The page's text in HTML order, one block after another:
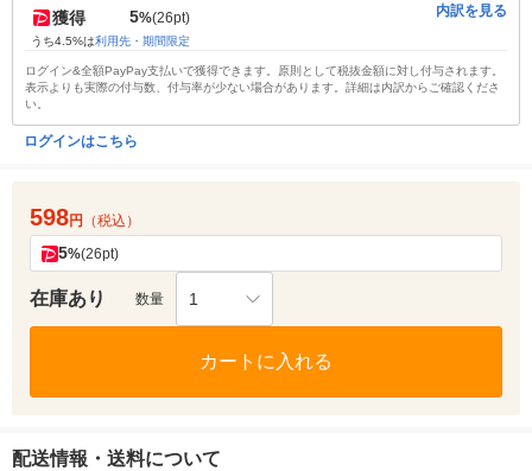
獲得 5%(26pt)
うち4.5%は利用先・期間限定
内訳を見る
ログイン&全額PayPay支払いで獲得できます。原則として税抜金額に対し付与されます。
表示よりも実際の付与数、付与率が少ない場合があります。詳細は内訳からご確認くださ
い。
ログインはこちら
598円 （税込）
5%(26pt)
在庫あり 数量 1
カートに入れる
配送情報・送料について